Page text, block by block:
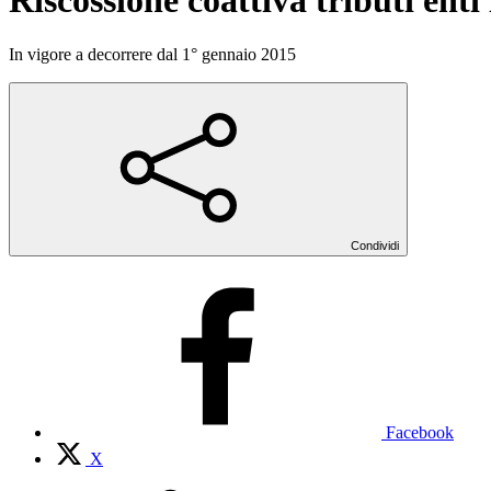
In vigore a decorrere dal 1° gennaio 2015
Condividi
Facebook
X